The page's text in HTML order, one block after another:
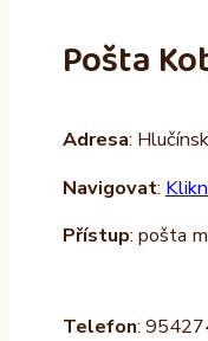
Pošta
Adresa:
Navigovat:
Přístup: pošta
Telefon: